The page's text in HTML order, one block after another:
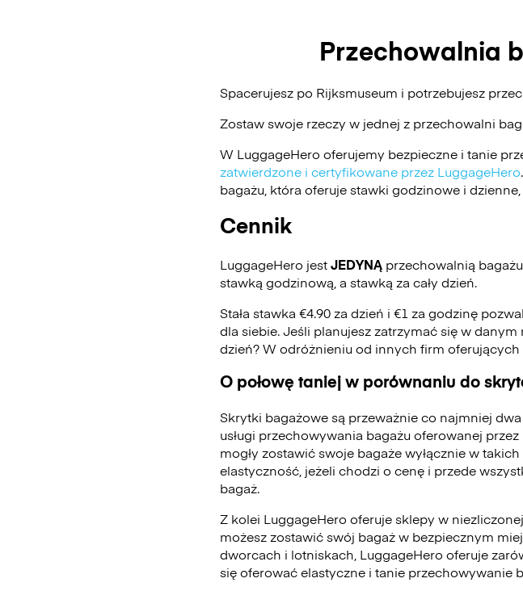
Przechowalnia
Spacerujesz po Rijksmuseum i potrzebujesz
Zostaw swoje rzeczy w jednej z przechowalni
W LuggageHero oferujemy bezpieczne i tanie
zatwierdzone i certyfikowane przez LuggageHero
bagażu, która oferuje stawki godzinowe i
Cennik
LuggageHero jestJEDYNĄ przechowalnią
stawką godzinową, a stawką za cały dzień.
Stała stawka €4.90 za dzień i €1 za godzinę
dla siebie. Jeśli planujesz zatrzymać się w
dzień? W odróżnieniu od innych firm
O połowę taniej w porównaniu do
Skrytki bagażowe są przeważnie co najmniej
usługi przechowywania bagażu oferowanej
mogły zostawić swoje bagaże wyłącznie w
elastyczność, jeżeli chodzi o cenę i przede
bagaż.
Z kolei LuggageHero oferuje sklepy w
możesz zostawić swój bagaż w bezpiecznym
dworcach i lotniskach, LuggageHero oferuje
się oferować elastyczne i tanie przechowywanie